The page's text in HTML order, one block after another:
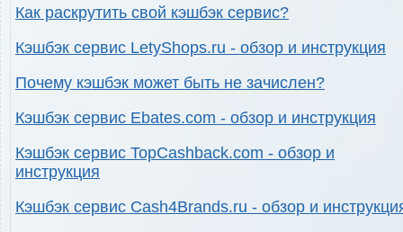
Как раскрутить свой кэшбэк сервис?
Кэшбэк сервис LetyShops.ru - обзор и инструкция
Почему кэшбэк может быть не зачислен?
Кэшбэк сервис Ebates.com - обзор и инструкция
Кэшбэк сервис TopCashback.com - обзор и
инструкция
Кэшбэк сервис Cash4Brands.ru - обзор и